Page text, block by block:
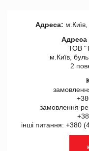
Адреса:
Адреса
ТОВ
м.Київ,
2
замовлення
інші питання: +380